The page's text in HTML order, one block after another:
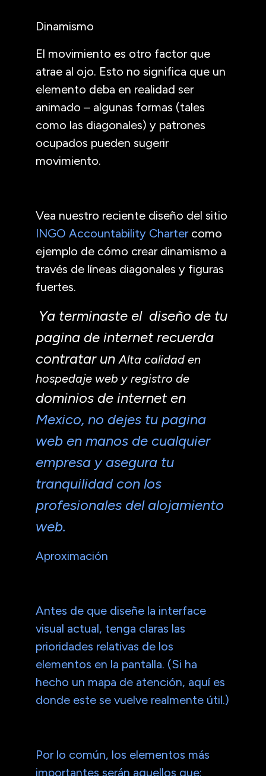
Dinamismo
El movimiento es otro factor que
atrae al ojo. Esto no significa que un
elemento deba en realidad ser
animado – algunas formas (tales
como las diagonales) y patrones
ocupados pueden sugerir
movimiento.
Vea nuestro reciente diseño del sitio
INGO Accountability Chartercomo
ejemplo de cómo crear dinamismo a
través de líneas diagonales y figuras
fuertes.
Ya terminaste el diseño de tu
pagina de internetrecuerda
contratar unAlta calidad en
hospedaje web y registro de
dominios de internet en
Mexico, no dejes tu pagina
web en manos de cualquier
empresa y asegura tu
tranquilidad con los
profesionales del alojamiento
web.
Aproximación
Antes de que diseñe la interface
visual actual, tenga claras las
prioridades relativas de los
elementos en la pantalla. (Si ha
hecho un mapa de atención, aquí es
donde este se vuelve realmente útil.)
Por lo común, los elementos más
importantes serán aquellos que: